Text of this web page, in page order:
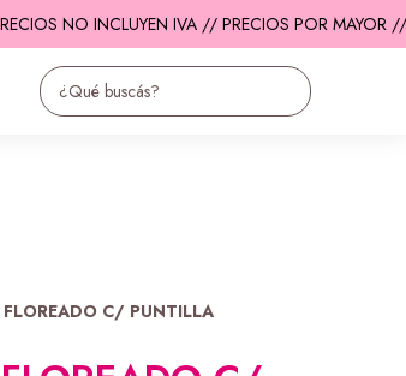
NO INCLUYEN IVA // PRECIOS POR MAYOR //
C/ PUNTILLA